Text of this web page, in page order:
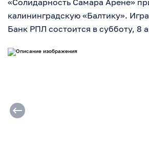
калининградскую «Балтику».
Банк РПЛ состоится в субботу, 8